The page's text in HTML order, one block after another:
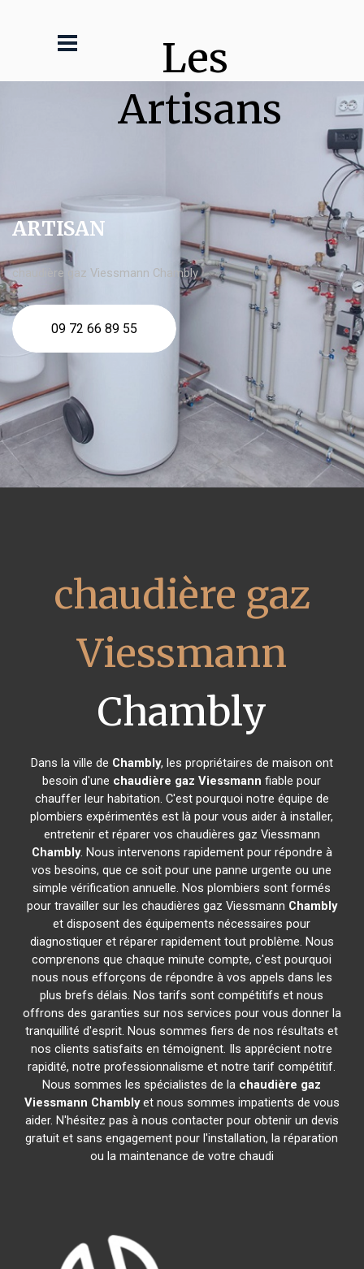
Les
Artisans
ARTISAN
chaudière gaz Viessmann Chambly
09 72 66 89 55
chaudière gaz
Viessmann
Chambly
Dans la ville de Chambly, les propriétaires de maison ont
besoin d'une chaudière gaz Viessmann fiable pour
chauffer leur habitation. C'est pourquoi notre équipe de
plombiers expérimentés est là pour vous aider à installer,
entretenir et réparer vos chaudières gaz Viessmann
Chambly. Nous intervenons rapidement pour répondre à
vos besoins, que ce soit pour une panne urgente ou une
simple vérification annuelle. Nos plombiers sont formés
pour travailler sur les chaudières gaz Viessmann Chambly
et disposent des équipements nécessaires pour
diagnostiquer et réparer rapidement tout problème. Nous
comprenons que chaque minute compte, c'est pourquoi
nous nous efforçons de répondre à vos appels dans les
plus brefs délais. Nos tarifs sont compétitifs et nous
offrons des garanties sur nos services pour vous donner la
tranquillité d'esprit. Nous sommes fiers de nos résultats et
nos clients satisfaits en témoignent. Ils apprécient notre
rapidité, notre professionnalisme et notre tarif compétitif.
Nous sommes les spécialistes de la chaudière gaz
Viessmann Chamblyet nous sommes impatients de vous
aider. N'hésitez pas à nous contacter pour obtenir un devis
gratuit et sans engagement pour l'installation, la réparation
ou la maintenance de votre chaudi